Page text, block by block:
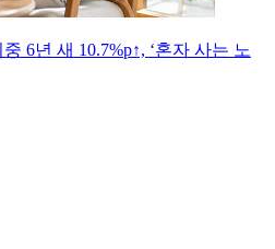
6년 새 10.7%p↑, ‘혼자 사는 노